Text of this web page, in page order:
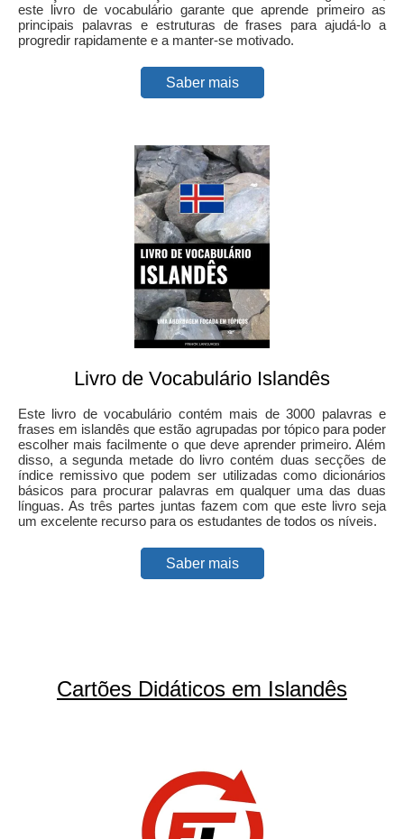
este livro de vocabulário garante que aprende primeiro as
principais palavras e estruturas de frases para ajudá-lo a
progredir rapidamente e a manter-se motivado.
Saber mais
Livro de Vocabulário Islandês
Este livro de vocabulário contém mais de 3000 palavras e
frases em islandês que estão agrupadas por tópico para poder
escolher mais facilmente o que deve aprender primeiro. Além
disso, a segunda metade do livro contém duas secções de
índice remissivo que podem ser utilizadas como dicionários
básicos para procurar palavras em qualquer uma das duas
línguas. As três partes juntas fazem com que este livro seja
um excelente recurso para os estudantes de todos os níveis.
Saber mais
Cartões Didáticos em Islandês